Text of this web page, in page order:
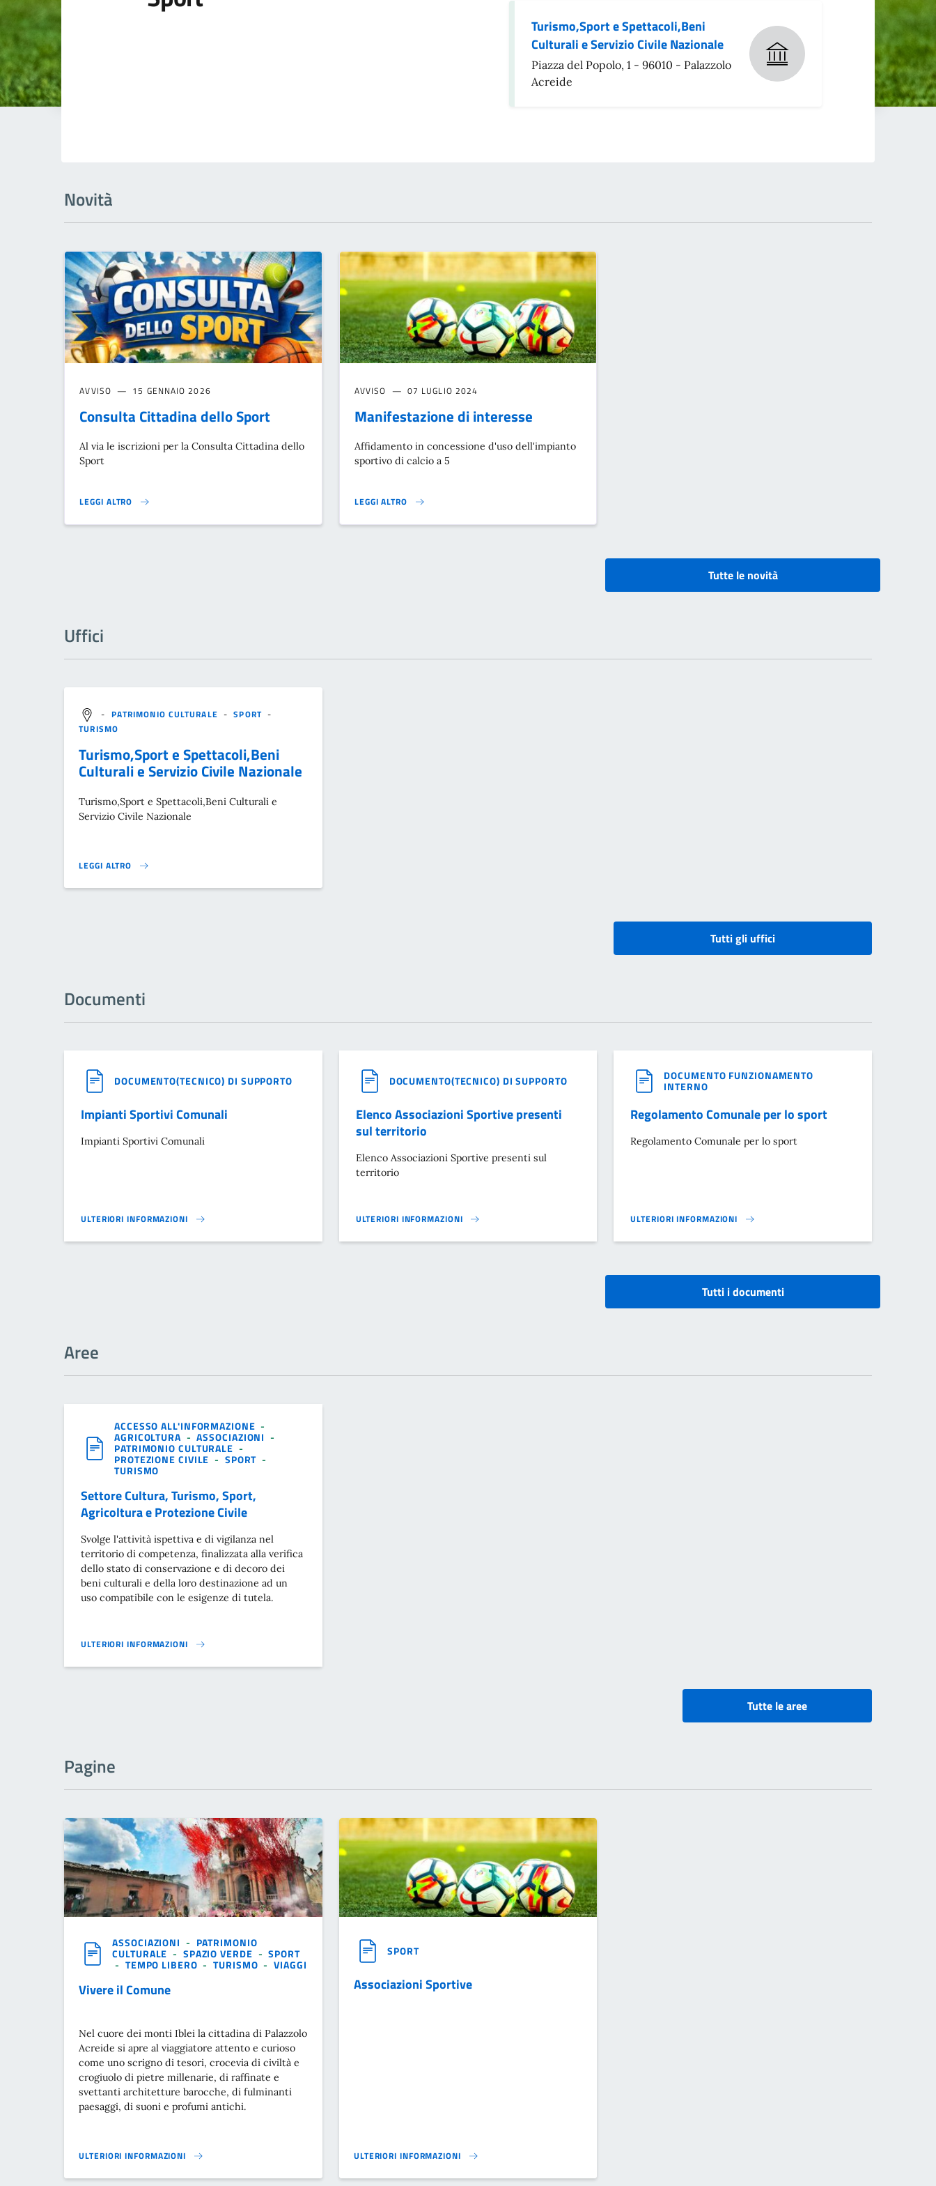
Turismo,Sport e Spettacoli,Beni
Culturali e Servizio Civile Nazionale
Piazza del Popolo, 1 - 96010 - Palazzolo
Acreide
Novità
AVVISO 15 GENNAIO 2026
Consulta Cittadina dello Sport
Al via le iscrizioni per la Consulta Cittadina dello
Sport
LEGGI ALTRO
CONSULTA CITTADINA DELLO SPORT}
AVVISO 07 LUGLIO 2024
Manifestazione di interesse
Affidamento in concessione d'uso dell'impianto
sportivo di calcio a 5
LEGGI ALTRO
MANIFESTAZIONE DI INTERESSE}
Tutte le novità
Uffici
- PATRIMONIO CULTURALE -SPORT -
TURISMO
Turismo,Sport e Spettacoli,Beni
Culturali e Servizio Civile Nazionale
Turismo,Sport e Spettacoli,Beni Culturali e
Servizio Civile Nazionale
LEGGI ALTRO
}
Tutti gli uffici
Documenti
DOCUMENTO(TECNICO) DI SUPPORTO
Impianti Sportivi Comunali
Impianti Sportivi Comunali
ULTERIORI INFORMAZIONI
IMPIANTI SPORTIVI COMUNALI}
DOCUMENTO(TECNICO) DI SUPPORTO
Elenco Associazioni Sportive presenti
sul territorio
Elenco Associazioni Sportive presenti sul
territorio
ULTERIORI INFORMAZIONI
ELENCO ASSOCIAZIONI SPORTIVE PRESENTI SUL TERRITORIO}
DOCUMENTO FUNZIONAMENTO
INTERNO
Regolamento Comunale per lo sport
Regolamento Comunale per lo sport
ULTERIORI INFORMAZIONI
REGOLAMENTO COMUNALE PER LO SPORT}
Tutti i documenti
Aree
ACCESSO ALL'INFORMAZIONE -
AGRICOLTURA -ASSOCIAZIONI -
PATRIMONIO CULTURALE -
PROTEZIONE CIVILE - SPORT -
TURISMO
Settore Cultura, Turismo, Sport,
Agricoltura e Protezione Civile
Svolge l'attività ispettiva e di vigilanza nel
territorio di competenza, finalizzata alla verifica
dello stato di conservazione e di decoro dei
beni culturali e della loro destinazione ad un
uso compatibile con le esigenze di tutela.
ULTERIORI INFORMAZIONI
SETTORE CULTURA, TURISMO, SPORT, AGRICOLTURA E PROTEZIONE CIVILE}
Tutte le aree
Pagine
ASSOCIAZIONI - PATRIMONIO
CULTURALE - SPAZIO VERDE -SPORT
- TEMPO LIBERO -TURISMO -VIAGGI
Vivere il Comune
Nel cuore dei monti Iblei la cittadina di Palazzolo
Acreide si apre al viaggiatore attento e curioso
come uno scrigno di tesori, crocevia di civiltà e
crogiuolo di pietre millenarie, di raffinate e
svettanti architetture barocche, di fulminanti
paesaggi, di suoni e profumi antichi.
ULTERIORI INFORMAZIONI
VIVERE IL COMUNE}
SPORT
Associazioni Sportive
ULTERIORI INFORMAZIONI
ASSOCIAZIONI SPORTIVE}